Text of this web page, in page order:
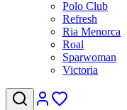
Polo Club
Refresh
Ria Menorca
Roal
Sparwoman
Victoria